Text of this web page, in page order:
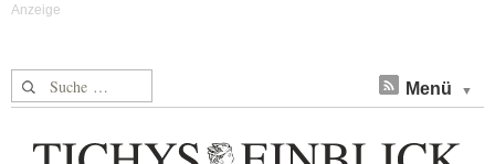
Suche nach: Menü